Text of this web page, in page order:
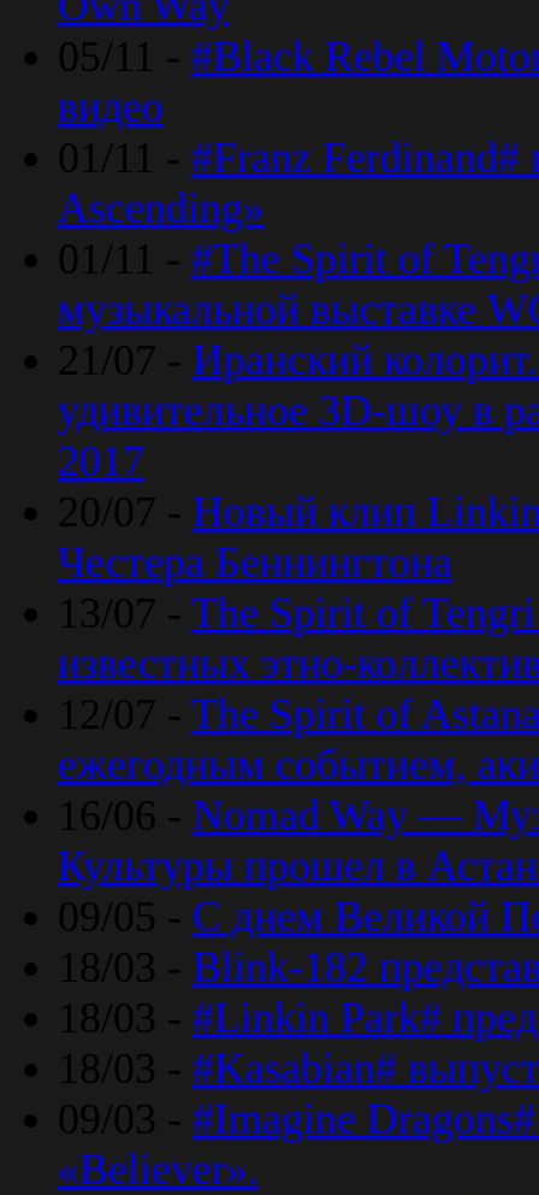
05/11 - #Black Rebel
видео
01/11 - #Franz Ferdinand#
Ascending»
01/11 - #The Spirit of
музыкальной выставке
21/07 - Иранский
удивительное 3D-шоу в
2017
20/07 - Новый клип Linkin
Честера Беннингтона
13/07 - The Spirit of Tengri
известных этно-
12/07 - The Spirit of
ежегодным событием,
16/06 - Nomad Way —
Культуры прошел в
09/05 - С днем Великой
18/03 - Blink-182
18/03 - #Linkin Park#
18/03 - #Kasabian#
09/03 - #Imagine
«Believer».